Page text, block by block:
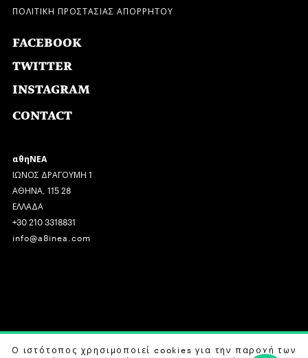
ΠΟΛΙΤΙΚΗ ΠΡΟΣΤΑΣΙΑΣ ΑΠΟΡΡΗΤΟΥ
FACEBOOK
TWITTER
INSTAGRAM
CONTACT
αθηΝΕΑ
ΙΩΝΟΣ ΔΡΑΓΟΥΜΗ 1
ΑΘΗΝΑ, 115 28
ΕΛΛΑΔΑ
+30 210 3318831
info@a8inea.com
COPYRIGHT © 2026 αθηΝΕΑ, ALL RIGHTS RESERVED.
Ο ιστότοπος χρησιμοποιεί cookies για την παροχή των